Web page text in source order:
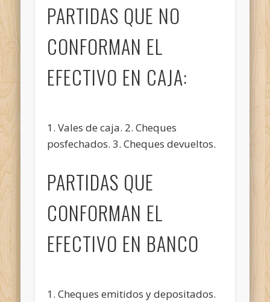
PARTIDAS QUE NO
CONFORMAN EL
EFECTIVO EN CAJA:
1. Vales de caja. 2. Cheques
posfechados. 3. Cheques devueltos.
PARTIDAS QUE
CONFORMAN EL
EFECTIVO EN BANCO
1. Cheques emitidos y depositados.